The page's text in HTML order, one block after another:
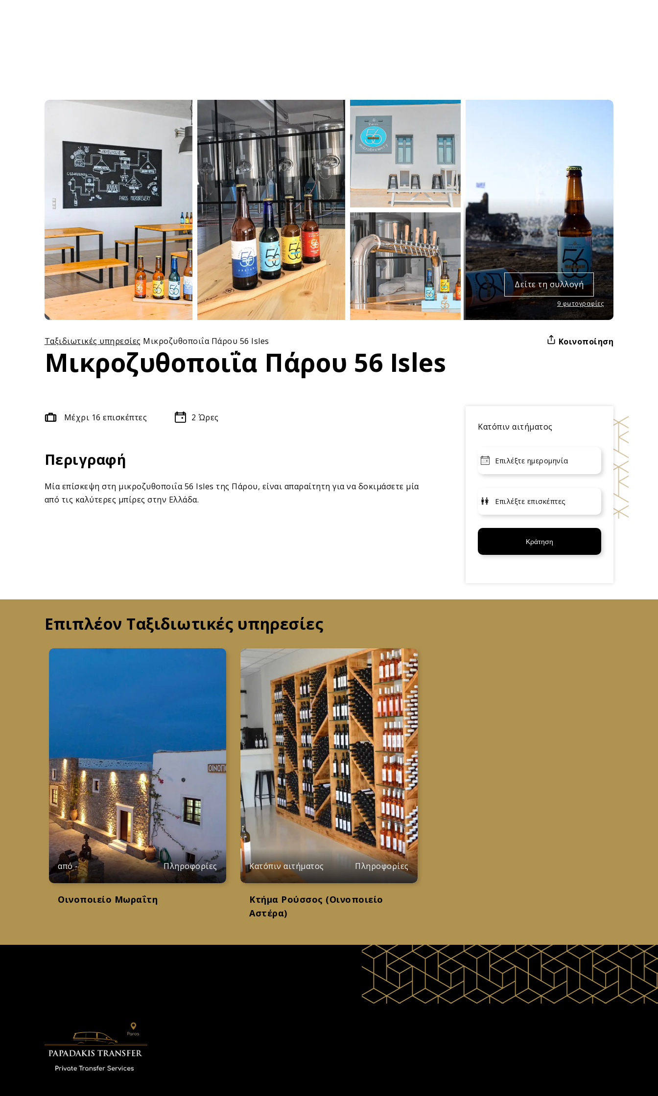
Δείτε τη συλλογή
9 φωτογραφίες
Ταξιδιωτικές υπηρεσίες Μικροζυθοποιΐα Πάρου 56 Isles
Μικροζυθοποιΐα Πάρου 56 Isles
Κοινοποίηση
Κατόπιν αιτήματος
Κράτηση
Μέχρι 16 επισκέπτες 2 Ώρες
Περιγραφή
Μία επίσκεψη στη μικροζυθοποιΐα 56 Isles της Πάρου, είναι απαραίτητη για να δοκιμάσετε μία
από τις καλύτερες μπίρες στην Ελλάδα.
Επιπλέον Ταξιδιωτικές υπηρεσίες
από- Πληροφορίες
Οινοποιείο Μωραΐτη
Κατόπιν αιτήματος Πληροφορίες
Κτήμα Ρούσσος (Οινοποιείο
Αστέρα)